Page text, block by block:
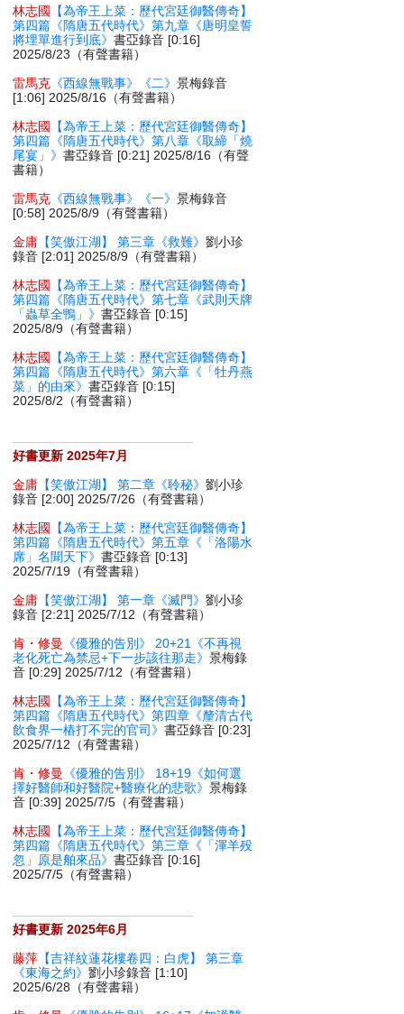
林志國
【為帝王上菜：歷代宮廷御醫傳奇】
第四篇《隋唐五代時代》第九章《唐明皇誓
將埋單進行到底》書亞錄音 [0:16]
2025/8/23（有聲書籍）
雷馬克 《西線無戰事》《二》景梅錄音
[1:06] 2025/8/16（有聲書籍）
林志國
【為帝王上菜：歷代宮廷御醫傳奇】
第四篇《隋唐五代時代》第八章《取締「燒
尾宴」》書亞錄音 [0:21] 2025/8/16（有聲
書籍）
雷馬克 《西線無戰事》《一》景梅錄音
[0:58] 2025/8/9（有聲書籍）
金庸 【笑傲江湖】 第三章《救難》劉小珍
錄音 [2:01] 2025/8/9（有聲書籍）
林志國
【為帝王上菜：歷代宮廷御醫傳奇】
第四篇《隋唐五代時代》第七章《武則天牌
「蟲草全鴨」》書亞錄音 [0:15]
2025/8/9（有聲書籍）
林志國
【為帝王上菜：歷代宮廷御醫傳奇】
第四篇《隋唐五代時代》第六章《「牡丹燕
菜」的由來》書亞錄音 [0:15]
2025/8/2（有聲書籍）
好書更新 2025年7月
金庸 【笑傲江湖】 第二章《聆秘》劉小珍
錄音 [2:00] 2025/7/26（有聲書籍）
林志國
【為帝王上菜：歷代宮廷御醫傳奇】
第四篇《隋唐五代時代》第五章《「洛陽水
席」名聞天下》書亞錄音 [0:13]
2025/7/19（有聲書籍）
金庸 【笑傲江湖】 第一章《滅門》劉小珍
錄音 [2:21] 2025/7/12（有聲書籍）
肯・修曼
《優雅的告別》 20+21《不再視
老化死亡為禁忌+下一步該往那走》景梅錄
音 [0:29] 2025/7/12（有聲書籍）
林志國
【為帝王上菜：歷代宮廷御醫傳奇】
第四篇《隋唐五代時代》第四章《釐清古代
飲食界一樁打不完的官司》書亞錄音 [0:23]
2025/7/12（有聲書籍）
肯・修曼
《優雅的告別》 18+19《如何選
擇好醫師和好醫院+醫療化的悲歌》景梅錄
音 [0:39] 2025/7/5（有聲書籍）
林志國
【為帝王上菜：歷代宮廷御醫傳奇】
第四篇《隋唐五代時代》第三章《「渾羊殁
忽」原是舶來品》書亞錄音 [0:16]
2025/7/5（有聲書籍）
好書更新 2025年6月
藤萍 【吉祥紋蓮花樓卷四：白虎】 第三章
《東海之約》劉小珍錄音 [1:10]
2025/6/28（有聲書籍）